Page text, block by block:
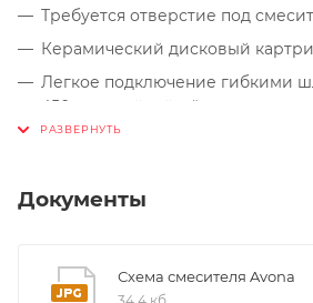
Требуется отверстие под
Керамический дисковый
Легкое подключение гибкими
450 мм с гайкой ⅜“
Стабилизирующая пластина для
Документы
Схема смесителя Avona